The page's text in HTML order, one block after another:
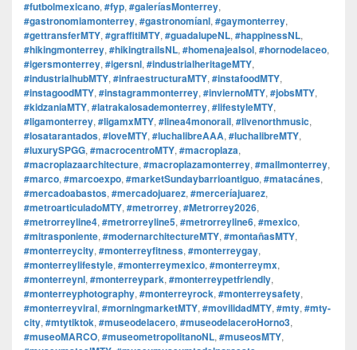
#futbolmexicano, #fyp, #galeríasMonterrey,
#gastronomiamonterrey, #gastronomíanl, #gaymonterrey,
#gettransferMTY, #graffitiMTY, #guadalupeNL, #happinessNL,
#hikingmonterrey, #hikingtrailsNL, #homenajealsol, #hornodelaceo,
#igersmonterrey, #igersnl, #industrialheritageMTY,
#industrialhubMTY, #infraestructuraMTY, #instafoodMTY,
#instagoodMTY, #instagrammonterrey, #inviernoMTY, #jobsMTY,
#kidzaniaMTY, #latrakalosademonterrey, #lifestyleMTY,
#ligamonterrey, #ligamxMTY, #linea4monorail, #livenorthmusic,
#losatarantados, #loveMTY, #luchalibreAAA, #luchalibreMTY,
#luxurySPGG, #macrocentroMTY, #macroplaza,
#macroplazaarchitecture, #macroplazamonterrey, #mallmonterrey,
#marco, #marcoexpo, #marketSundaybarrioantiguo, #matacánes,
#mercadoabastos, #mercadojuarez, #merceríajuarez,
#metroarticuladoMTY, #metrorrey, #Metrorrey2026,
#metrorreyline4, #metrorreyline5, #metrorreyline6, #mexico,
#mitrasponiente, #modernarchitectureMTY, #montañasMTY,
#monterreycity, #monterreyfitness, #monterreygay,
#monterreylifestyle, #monterreymexico, #monterreymx,
#monterreynl, #monterreypark, #monterreypetfriendly,
#monterreyphotography, #monterreyrock, #monterreysafety,
#monterreyviral, #morningmarketMTY, #movilidadMTY, #mty, #mty-
city, #mtytiktok, #museodelacero, #museodelaceroHorno3,
#museoMARCO, #museometropolitanoNL, #museosMTY,